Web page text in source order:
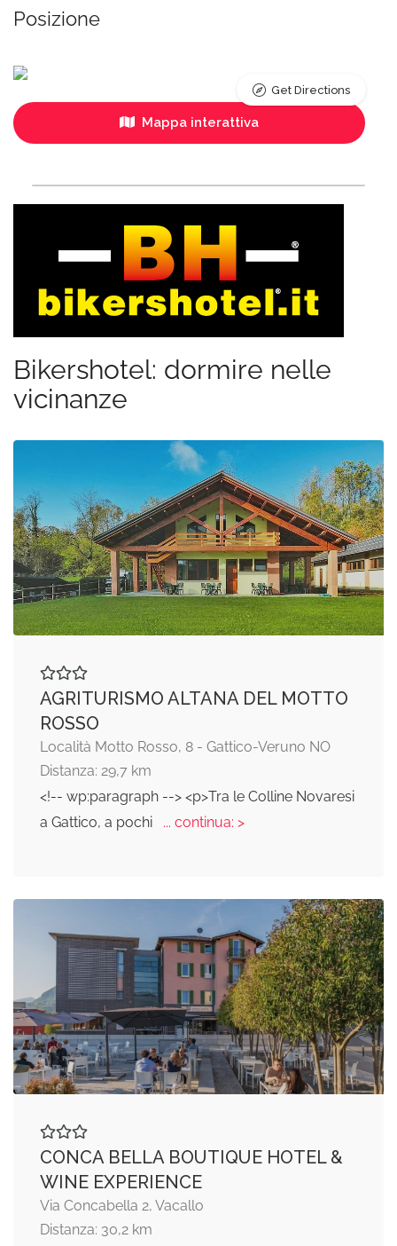
Posizione
Mappa interattiva
Get Directions
Bikershotel: dormire nelle
vicinanze
AGRITURISMO ALTANA DEL MOTTO
ROSSO
Località Motto Rosso, 8 - Gattico-Veruno NO
Distanza: 29,7 km
<!-- wp:paragraph --> <p>Tra le Colline Novaresi
a Gattico, a pochi
... continua: >
CONCA BELLA BOUTIQUE HOTEL &
WINE EXPERIENCE
Via Concabella 2, Vacallo
Distanza: 30,2 km